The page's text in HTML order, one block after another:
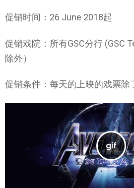
促销时间：26 June 2018起
促销戏院：所有GSC分行 (GSC
除外）
促销条件：每天的上映的戏票除